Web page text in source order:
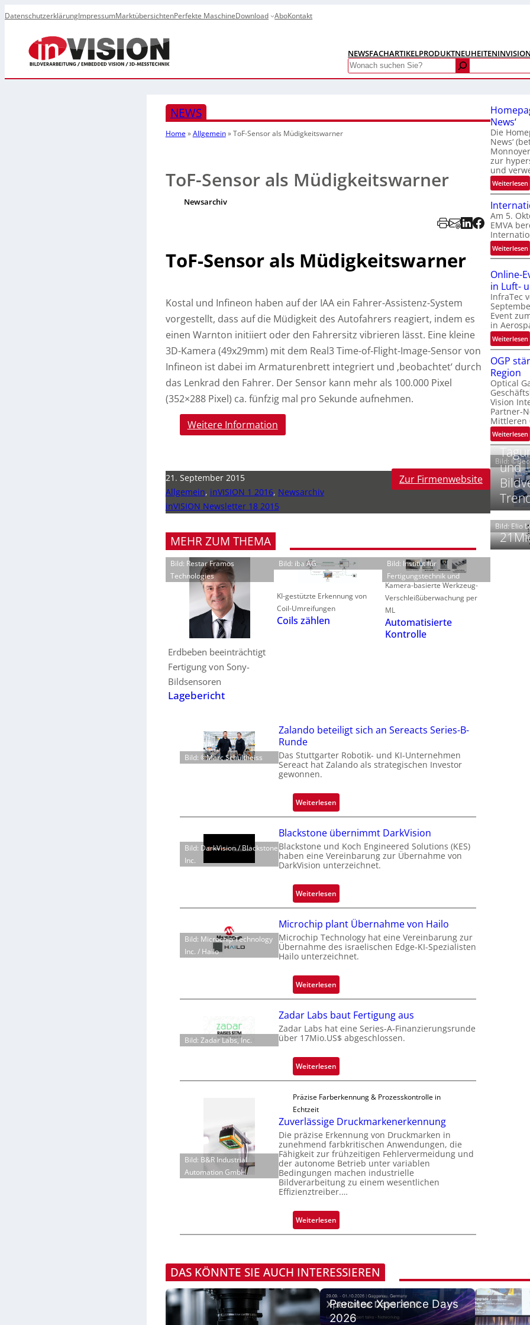
DatenschutzerklärungImpressumMarktübersichtenPerfekte MaschineDownload AboKontakt
NEWSFACHARTIKELPRODUKTNEUHEITEN
Search
NEWS
Home»Allgemein»ToF-Sensor als Müdigkeitswarner
ToF-Sensor als Müdigkeitswarner
Newsarchiv
ToF-Sensor als Müdigkeitswarner
Kostal und Infineon haben auf der IAA ein Fahrer-Assistenz-System
vorgestellt, dass auf die Müdigkeit des Autofahrers reagiert, indem es
einen Warnton initiiert oder den Fahrersitz vibrieren lässt. Eine kleine
3D-Kamera (49x29mm) mit dem Real3 Time-of-Flight-Image-Sensor von
Infineon ist dabei im Armaturenbrett integriert und ‚beobachtet‘ durch
das Lenkrad den Fahrer. Der Sensor kann mehr als 100.000 Pixel
(352×288 Pixel) ca. fünfzig mal pro Sekunde aufnehmen.
Weitere Information
21. September 2015
Allgemein, inVISION 1 2016, Newsarchiv
inVISION Newsletter 18 2015
Zur Firmenwebsite
MEHR ZUM THEMA
Bild: Restar Framos
Technologies
Erdbeben beeinträchtigt
Fertigung von Sony-
Bildsensoren
Lagebericht
Bild: iba AG
KI-gestützte Erkennung von
Coil-Umreifungen
Coils zählen
Bild: Institut für
Fertigungstechnik und
Kamera-basierte Werkzeug-
Verschleißüberwachung per
ML
Automatisierte
Kontrolle
Bild: ©Marc Schultheiss
Zalando beteiligt sich an Sereacts Series-B-
Runde
Das Stuttgarter Robotik- und KI-Unternehmen
Sereact hat Zalando als strategischen Investor
gewonnen.
Weiterlesen:
Z
a
l
a
n
o
b
t
e
i
i
g
t
s
i
c
n
e
e
a
c
t
s
S
r
i
e
-
B
-
R
u
Bild: DarkVision / Blackstone
Inc.
Blackstone übernimmt DarkVision
Blackstone und Koch Engineered Solutions (KES)
haben eine Vereinbarung zur Übernahme von
DarkVision unterzeichnet.
Weiterlesen:
B
a
c
k
o
e
ü
b
r
n
m
D
a
r
k
V
s
i
Bild: Microchip Technology
Inc. / Hailo
Microchip plant Übernahme von Hailo
Microchip Technology hat eine Vereinbarung zur
Übernahme des israelischen Edge-KI-Spezialisten
Hailo unterzeichnet.
Weiterlesen:
M
c
r
c
h
i
p
l
a
n
t
Ü
b
e
n
a
e
v
o
n
H
Bild: Zadar Labs, Inc.
Zadar Labs baut Fertigung aus
Zadar Labs hat eine Series-A-Finanzierungsrunde
über 17Mio.US$ abgeschlossen.
Weiterlesen:
Z
d
r
L
a
b
s
b
u
t
r
t
i
g
u
Bild: B&R Industrial
Automation GmbH
Präzise Farberkennung & Prozesskontrolle in
Echtzeit
Zuverlässige Druckmarkenerkennung
Die präzise Erkennung von Druckmarken in
zunehmend farbkritischen Anwendungen, die
Fähigkeit zur frühzeitigen Fehlervermeidung und
der autonome Betrieb unter variablen
Bedingungen machen industrielle
Bildverarbeitung zu einem wesentlichen
Effizienztreiber.…
Weiterlesen:
Z
e
r
l
ä
s
News‘
Die
News‘
zur
und
Weiterlesen:
a
‚
y
r
s
c
t
r
l
N
s
‘
Am 5.
EMVA
Weiterlesen:
I
t
r
t
i
l
i
s
i
i
Online-
in Luft-
InfraTec
Event
in
Weiterlesen:
n
i
-
E
v
t
z
r
OGP
Region
Optical
Vision
Partner-
Mittleren
Weiterlesen:
s
t
r
t
Bild:
und
Bild: Elio
DAS KÖNNTE SIE AUCH INTERESSIEREN
Precitec Xperience Days
2026